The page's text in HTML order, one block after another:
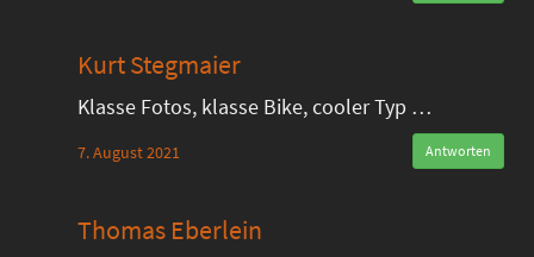
Kurt Stegmaier
Klasse Fotos, klasse Bike, cooler Typ …
7. August 2021 Antworten
Thomas Eberlein